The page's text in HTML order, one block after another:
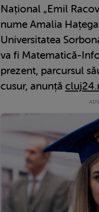
Național „Emil
nume Amalia
Universitatea
va fi Matematică-
prezent, parcursul
cusur, anunță